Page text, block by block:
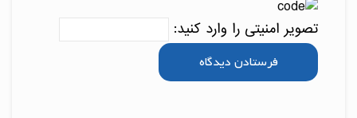
تصویر امنیتی را وارد کنید: